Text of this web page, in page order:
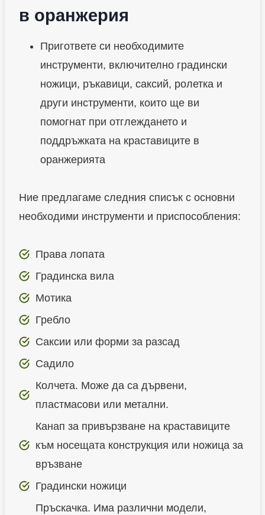
в оранжерия
Пригответе си необходимите
инструменти, включително градински
ножици, ръкавици, саксий, ролетка и
други инструменти, които ще ви
помогнат при отглеждането и
поддръжката на краставиците в
оранжерията
Ние предлагаме следния списък с основни
необходими инструменти и приспособления:
Права лопата
Градинска вила
Мотика
Гребло
Саксии или форми за разсад
Садило
Колчета. Може да са дървени,
пластмасови или метални.
Канап за привързване на краставиците
към носещата конструкция или ножица за
връзване
Градински ножици
Пръскачка. Има различни модели,